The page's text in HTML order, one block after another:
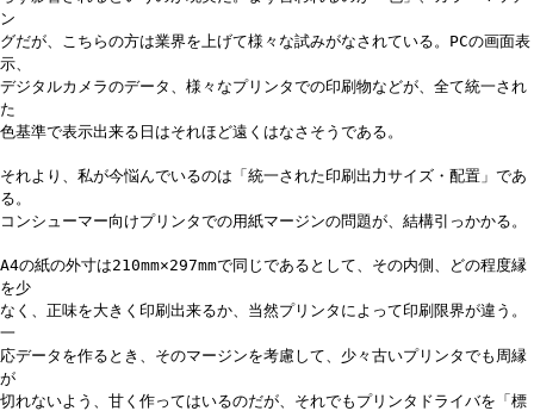
ン
グだが、こちらの方は業界を上げて様々な試みがなされている。PCの画面表
示、
デジタルカメラのデータ、様々なプリンタでの印刷物などが、全て統一され
た
色基準で表示出来る日はそれほど遠くはなさそうである。
それより、私が今悩んでいるのは「統一された印刷出力サイズ・配置」であ
る。
コンシューマー向けプリンタでの用紙マージンの問題が、結構引っかかる。
A4の紙の外寸は210mm×297mmで同じであるとして、その内側、どの程度縁
を少
なく、正味を大きく印刷出来るか、当然プリンタによって印刷限界が違う。
一
応データを作るとき、そのマージンを考慮して、少々古いプリンタでも周縁
が
切れないよう、甘く作ってはいるのだが、それでもプリンタドライバを「標